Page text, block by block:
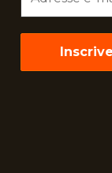
mail
*